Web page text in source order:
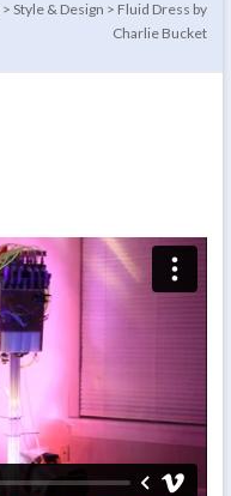
>Style & Design > Fluid Dress by
Charlie Bucket